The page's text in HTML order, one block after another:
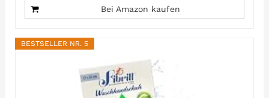
Bei Amazon kaufen
BESTSELLER NR. 5